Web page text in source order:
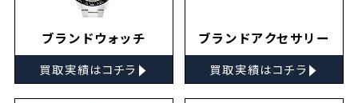
ブランドウォッチ
買取実績はコチラ ▸
ブランドアクセサリー
買取実績はコチラ ▸